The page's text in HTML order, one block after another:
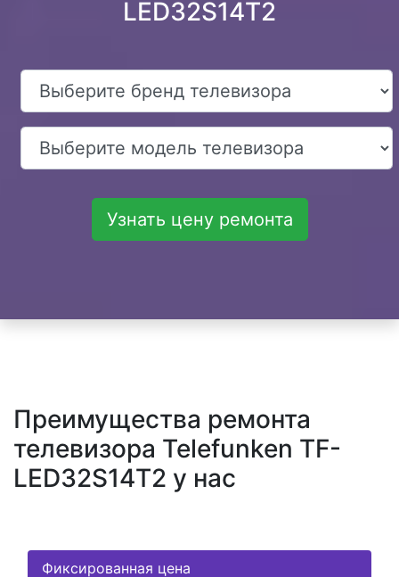
LED32S14T2
Узнать цену ремонта
Преимущества ремонта
телевизора Telefunken TF-
LED32S14T2 у нас
Фиксированная цена